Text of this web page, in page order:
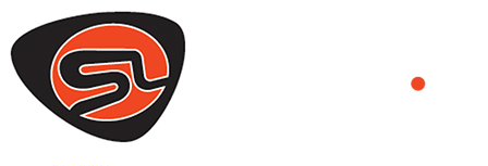
We use cookies to ensure that we provide you the best experience
on our website. By continuing to browse this website, you accept
that cookies are used to help us analyze how the website is used and
to offer you a better experience. To learn more or to find out how
you can disable cookies, you can access our